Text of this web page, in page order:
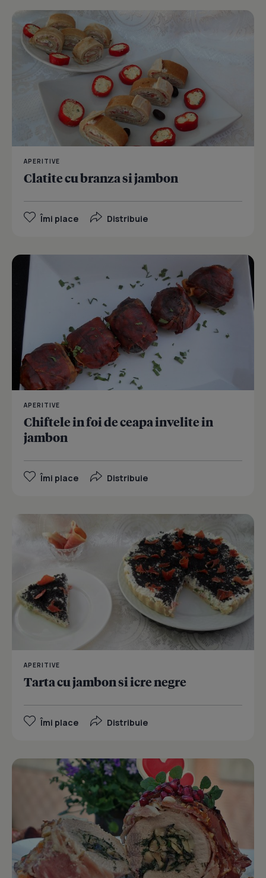
APERITIVE
Clatite cu branza si jambon
Îmi place Distribuie
APERITIVE
Chiftele in foi de ceapa invelite in
jambon
Îmi place Distribuie
APERITIVE
Tarta cu jambon si icre negre
Îmi place Distribuie